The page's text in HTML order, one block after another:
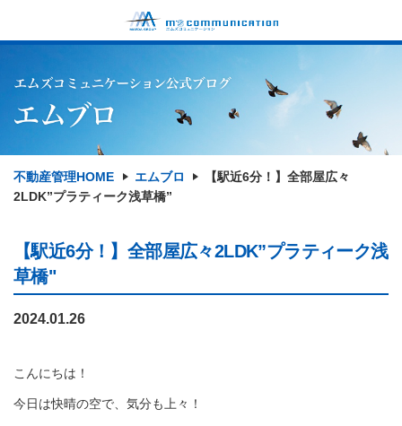
不動産管理HOME エムブロ
【駅近6分！】全部屋広々
2LDK”プラティーク浅草橋”
【駅近6分！】全部屋広々2LDK”プラティーク浅
草橋"
2024.01.26
こんにちは！
今日は快晴の空で、気分も上々！